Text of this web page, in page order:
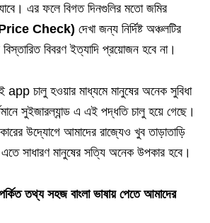
এর ফলে বিগত দিনগুলির মতো জমির
Check) দেখা জন্য নির্দিষ্ট অঞ্চলটির
বিবরণ ইত্যাদি প্রয়োজন হবে না।
app চালু হওয়ার মাধ্যমে মানুষের অনেক সুবিধা
সুইজারল্যান্ড এ এই পদ্ধতি চালু হয়ে গেছে।
উদ্যোগে আমাদের রাজ্যেও খুব তাড়াতাড়ি
সাধারণ মানুষের সত্যি অনেক উপকার হবে।
তথ্য সহজ বাংলা ভাষায় পেতে আমাদের